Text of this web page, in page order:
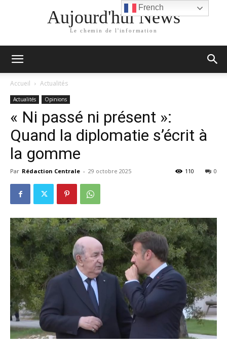
Aujourd'hui News
Le chemin de l'information
Accueil Actualités
Actualités Opinions
« Ni passé ni présent »:
Quand la diplomatie s’écrit à
la gomme
Par Rédaction Centrale - 29 octobre 2025 0
110
French